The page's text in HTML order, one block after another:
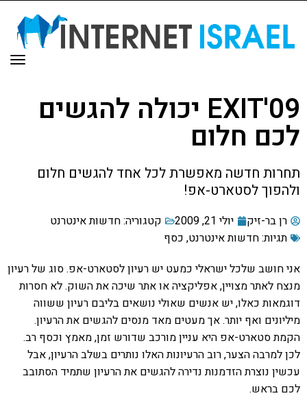
EXIT'09 יכולה להגשים
לכם חלום
תחרות חדשה מאפשרת לכל אחד להגשים חלום
ולהפוך לסטארט-אפ!
רן בר-זיק יולי 21, 2009 קטגוריה:חדשות אינטרנט
תגיות:חדשות אינטרנט, כסף
אני חושב שלכל ישראלי כמעט יש רעיון לסטארט-אפ. סוג של רעיון
מנצח לאתר מצויין, אפליקציה או אתר שיכה את השוק. לא חסרות
דוגמאות כאלו, יש אנשים שאולי נושאים בליבם רעיון ששווה
מיליונים ואף יותר. אך מעטים מאד מנסים להגשים את הרעיון.
הקמת סטארט-אפ היא עניין מורכב שדורש זמן, מאמץ וכסף רב.
לכן למרבה הצער, רוב הרעיונות האלו נותרים בשלב הרעיון, אבל
עכשין נוצרת הזדמנות נדירה להגשים את הרעיון שתמיד הסתובב
לכם בראש.